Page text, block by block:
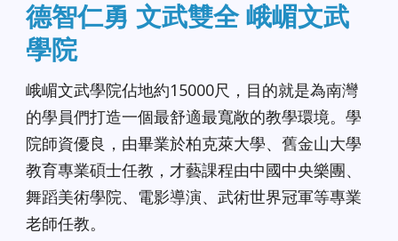
德智仁勇 文武雙全 峨嵋文武
學院
峨嵋文武學院佔地約15000尺，目的就是為南灣
的學員們打造一個最舒適最寬敞的教學環境。學
院師資優良，由畢業於柏克萊大學、舊金山大學
教育專業碩士任教，才藝課程由中國中央樂團、
舞蹈美術學院、電影導演、武術世界冠軍等專業
老師任教。